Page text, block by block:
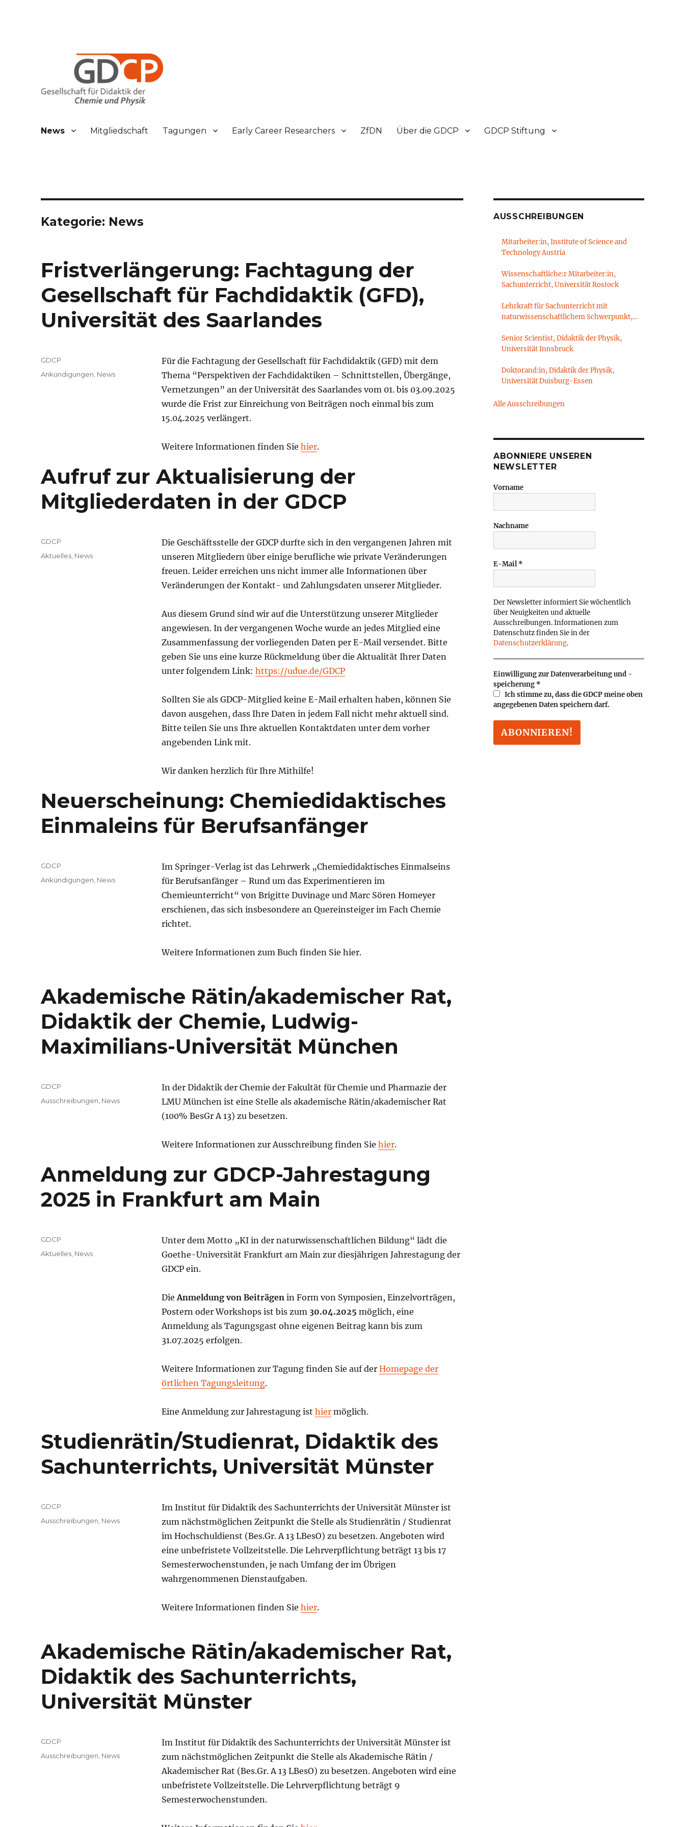
News Mitgliedschaft Tagungen Early Career Researchers ZfDN Über die GDCP GDCP Stiftung
Kategorie: News
Fristverlängerung: Fachtagung der
Gesellschaft für Fachdidaktik (GFD),
Universität des Saarlandes
Für die Fachtagung der Gesellschaft für Fachdidaktik (GFD) mit dem
Thema “Perspektiven der Fachdidaktiken – Schnittstellen, Übergänge,
Vernetzungen” an der Universität des Saarlandes vom 01. bis 03.09.2025
wurde die Frist zur Einreichung von Beiträgen noch einmal bis zum
15.04.2025 verlängert.
Weitere Informationen finden Sie hier.
Autor
GDCP
Veröffentlicht
Kategorien
Ankündigungen News
Aufruf zur Aktualisierung der
Mitgliederdaten in der GDCP
Die Geschäftsstelle der GDCP durfte sich in den vergangenen Jahren mit
unseren Mitgliedern über einige berufliche wie private Veränderungen
freuen. Leider erreichen uns nicht immer alle Informationen über
Veränderungen der Kontakt- und Zahlungsdaten unserer Mitglieder.
Aus diesem Grund sind wir auf die Unterstützung unserer Mitglieder
angewiesen. In der vergangenen Woche wurde an jedes Mitglied eine
Zusammenfassung der vorliegenden Daten per E-Mail versendet. Bitte
geben Sie uns eine kurze Rückmeldung über die Aktualität Ihrer Daten
unter folgendem Link: https://udue.de/GDCP
Sollten Sie als GDCP-Mitglied keine E-Mail erhalten haben, können Sie
davon ausgehen, dass Ihre Daten in jedem Fall nicht mehr aktuell sind.
Bitte teilen Sie uns Ihre aktuellen Kontaktdaten unter dem vorher
angebenden Link mit.
Wir danken herzlich für Ihre Mithilfe!
Autor
GDCP
Veröffentlicht
Kategorien
Aktuelles News
Neuerscheinung: Chemiedidaktisches
Einmaleins für Berufsanfänger
Im Springer-Verlag ist das Lehrwerk „Chemiedidaktisches Einmalseins
für Berufsanfänger – Rund um das Experimentieren im
Chemieunterricht“ von Brigitte Duvinage und Marc Sören Homeyer
erschienen, das sich insbesondere an Quereinsteiger im Fach Chemie
richtet.
Weitere Informationen zum Buch finden Sie hier.
Autor
GDCP
Veröffentlicht
Kategorien
Ankündigungen News
Akademische Rätin/akademischer Rat,
Didaktik der Chemie, Ludwig-
Maximilians-Universität München
In der Didaktik der Chemie der Fakultät für Chemie und Pharmazie der
LMU München ist eine Stelle als akademische Rätin/akademischer Rat
(100% BesGr A 13) zu besetzen.
Weitere Informationen zur Ausschreibung finden Sie hier.
Autor
GDCP
Veröffentlicht
Kategorien
Ausschreibungen News
Anmeldung zur GDCP-Jahrestagung
2025 in Frankfurt am Main
Unter dem Motto „KI in der naturwissenschaftlichen Bildung“ lädt die
Goethe-Universität Frankfurt am Main zur diesjährigen Jahrestagung der
GDCP ein.
DieAnmeldung von Beiträgenin Form von Symposien, Einzelvorträgen,
Postern oder Workshops ist bis zum 30.04.2025 möglich, eine
Anmeldung als Tagungsgast ohne eigenen Beitrag kann bis zum
31.07.2025 erfolgen.
Weitere Informationen zur Tagung finden Sie auf der Homepage der
örtlichen Tagungsleitung.
Eine Anmeldung zur Jahrestagung ist hiermöglich.
Autor
GDCP
Veröffentlicht
Kategorien
Aktuelles News
Studienrätin/Studienrat, Didaktik des
Sachunterrichts, Universität Münster
Im Institut für Didaktik des Sachunterrichts der Universität Münster ist
zum nächstmöglichen Zeitpunkt die Stelle als Studienrätin / Studienrat
im Hochschuldienst (Bes.Gr. A 13 LBesO) zu besetzen. Angeboten wird
eine unbefristete Vollzeitstelle. Die Lehrverpflichtung beträgt 13 bis 17
Semesterwochenstunden, je nach Umfang der im Übrigen
wahrgenommenen Dienstaufgaben.
Weitere Informationen finden Sie hier.
Autor
GDCP
Veröffentlicht
Kategorien
Ausschreibungen News
Akademische Rätin/akademischer Rat,
Didaktik des Sachunterrichts,
Universität Münster
Im Institut für Didaktik des Sachunterrichts der Universität Münster ist
zum nächstmöglichen Zeitpunkt die Stelle als Akademische Rätin /
Akademischer Rat (Bes.Gr. A 13 LBesO) zu besetzen. Angeboten wird eine
unbefristete Vollzeitstelle. Die Lehrverpflichtung beträgt 9
Semesterwochenstunden.
Autor
GDCP
Veröffentlicht
Kategorien
Ausschreibungen News
AUSSCHREIBUNGEN
Mitarbeiter:in, Institute of Science and
Technology Austria
Wissenschaftliche:r Mitarbeiter:in,
Sachunterricht, Universität Rostock
Lehrkraft für Sachunterricht mit
naturwissenschaftlichem Schwerpunkt,
Brandenburgische Technische Universität
Cottbus-Senftenberg
Senior Scientist, Didaktik der Physik,
Universität Innsbruck
Doktorand:in, Didaktik der Physik,
Universität Duisburg-Essen
Alle Ausschreibungen
ABONNIERE UNSEREN
NEWSLETTER
Vorname
Nachname
E-Mail *
Der Newsletter informiert Sie wöchentlich
über Neuigkeiten und aktuelle
Ausschreibungen. Informationen zum
Datenschutz finden Sie in der
Datenschutzerklärung.
Einwilligung zur Datenverarbeitung und -
speicherung *
Ich stimme zu, dass die GDCP meine oben
angegebenen Daten speichern darf.